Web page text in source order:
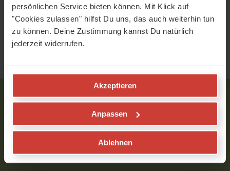
persönlichen Service bieten können. Mit Klick auf
"Cookies zulassen" hilfst Du uns, das auch weiterhin tun
zu können. Deine Zustimmung kannst Du natürlich
jederzeit widerrufen.
Akzeptieren
Anpassen
Ablehnen
Yoga-Bücher
YogaMeHome - Redaktion